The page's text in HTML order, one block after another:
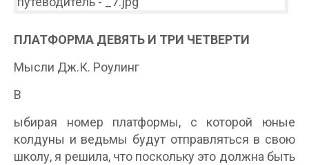
ПЛАТФОРМА ДЕВЯТЬ И ТРИ ЧЕТВЕРТИ
Мысли Дж.К. Роулинг
В
ыбирая номер платформы, с которой юные
колдуны и ведьмы будут отправляться в свою
школу, я решила, что поскольку это должна быть